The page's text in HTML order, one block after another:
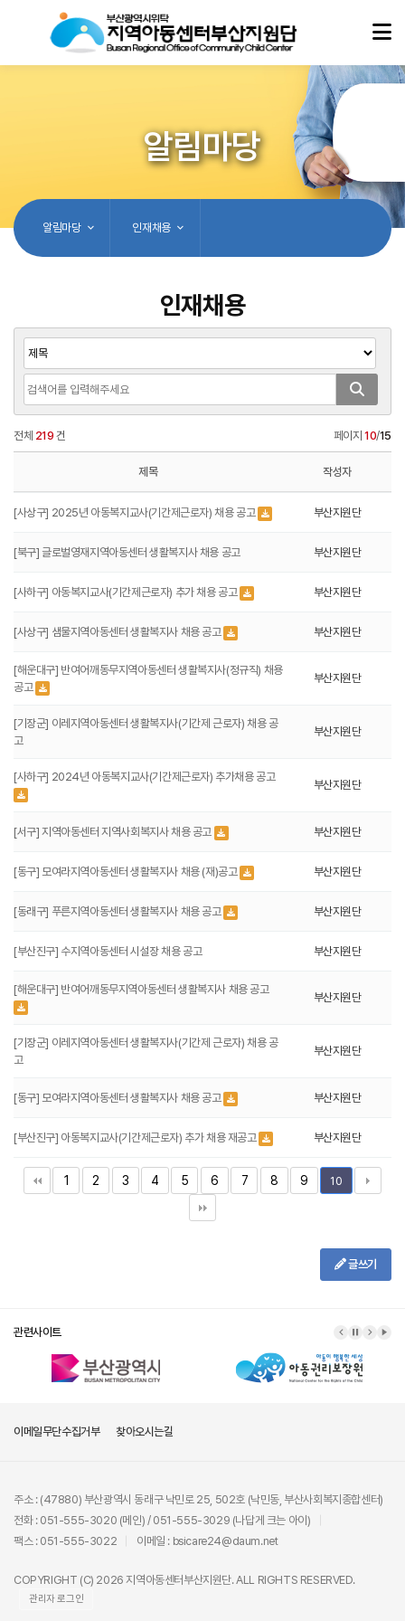
알림마당
알림마당 인재채용
인재채용
전체 219 건 페이지 10/15
제목 작성자
[사상구] 2025년 아동복지교사(기간제근로자) 채용 공고 부산지원단
[북구] 글로벌영재지역아동센터 생활복지사 채용 공고 부산지원단
[사하구] 아동복지교사(기간제근로자) 추가 채용 공고 부산지원단
[사상구] 샘물지역아동센터 생활복지사 채용 공고 부산지원단
[해운대구] 반여어깨동무지역아동센터 생활복지사(정규직) 채용
공고
부산지원단
[기장군] 이레지역아동센터 생활복지사(기간제 근로자) 채용 공
고
부산지원단
[사하구] 2024년 아동복지교사(기간제근로자) 추가채용 공고
부산지원단
[서구] 지역아동센터 지역사회복지사 채용 공고 부산지원단
[동구] 모여라지역아동센터 생활복지사 채용 (재)공고 부산지원단
[동래구] 푸른지역아동센터 생활복지사 채용 공고 부산지원단
[부산진구] 수지역아동센터 시설장 채용 공고 부산지원단
[해운대구] 반여어깨동무지역아동센터 생활복지사 채용 공고
부산지원단
[기장군] 이레지역아동센터 생활복지사(기간제 근로자) 채용 공
고
부산지원단
[동구] 모여라지역아동센터 생활복지사 채용 공고 부산지원단
[부산진구] 아동복지교사(기간제근로자) 추가 채용 재공고 부산지원단
1 2 3 4 5 6 7 8 9 10
글쓰기
관련사이트
이메일무단수집거부 찾아오시는길
주소 : (47880) 부산광역시 동래구 낙민로 25, 502호 (낙민동, 부산사회복지종합센터)
전화 : 051-555-3020 (메인) / 051-555-3029 (나답게 크는 아이)
팩스 : 051-555-3022
이메일 : bsicare24@daum.net
COPYRIGHT (C) 2026 지역아동센터부산지원단. ALL RIGHTS RESERVED.
관리자 로그인